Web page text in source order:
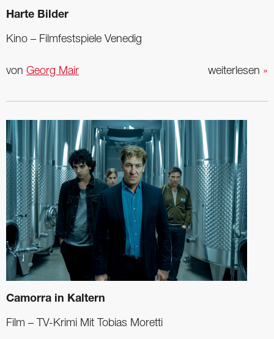
Harte Bilder
Kino – Filmfestspiele Venedig
weiterlesen »
von Georg Mair
Camorra in Kaltern
Film – TV-Krimi Mit Tobias Moretti